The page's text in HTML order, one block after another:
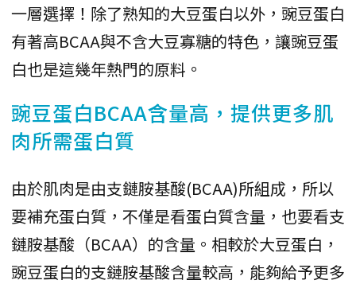
一層選擇！除了熟知的大豆蛋白以外，豌豆蛋白
有著高BCAA與不含大豆寡糖的特色，讓豌豆蛋
白也是這幾年熱門的原料。
豌豆蛋白BCAA含量高，提供更多肌
肉所需蛋白質
由於肌肉是由支鏈胺基酸(BCAA)所組成，所以
要補充蛋白質，不僅是看蛋白質含量，也要看支
鏈胺基酸（BCAA）的含量。相較於大豆蛋白，
豌豆蛋白的支鏈胺基酸含量較高，能夠給予更多